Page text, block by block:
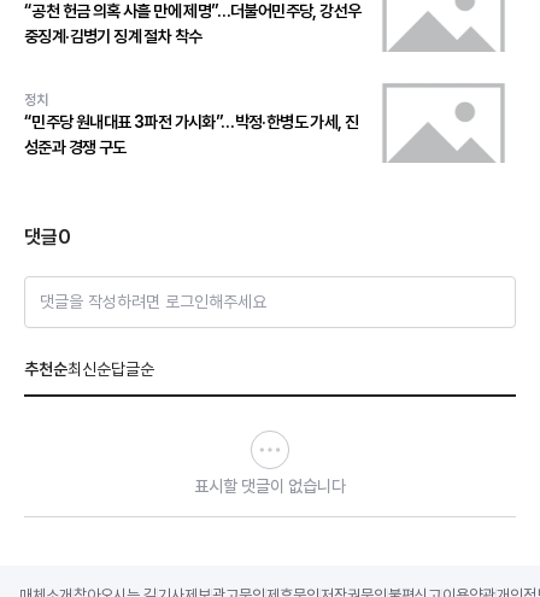
“공천 헌금 의혹 사흘 만에 제명”…더불어민주당, 강선우
중징계·김병기 징계 절차 착수
정치
“민주당 원내대표 3파전 가시화”…박정·한병도 가세, 진
성준과 경쟁 구도
댓글0
댓글을 작성하려면 로그인해주세요
추천순최신순답글순
표시할 댓글이 없습니다